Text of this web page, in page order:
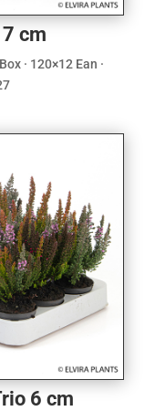
cm
· 120×12 Ean ·
6 cm